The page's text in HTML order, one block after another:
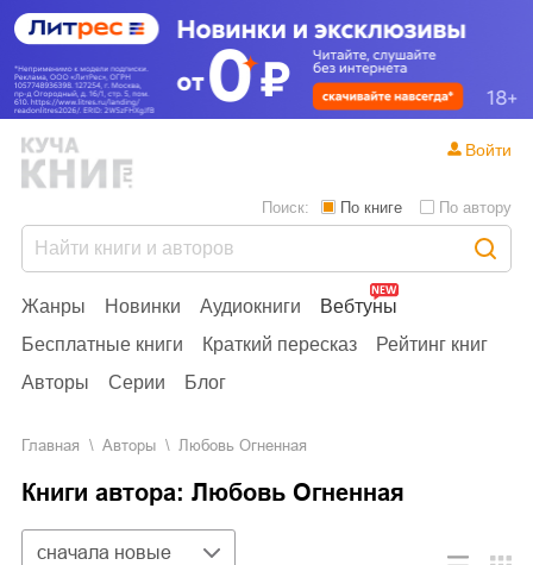
Жанры Новинки Аудиокниги
Вебтуны
Бесплатные книги
Краткий пересказ
Рейтинг книг
Авторы
Серии Блог
Поиск: По книге По автору
Войти
Главная Aвторы Любовь Огненная
Книги автора: Любовь Огненная
Сортировка
сначала новые